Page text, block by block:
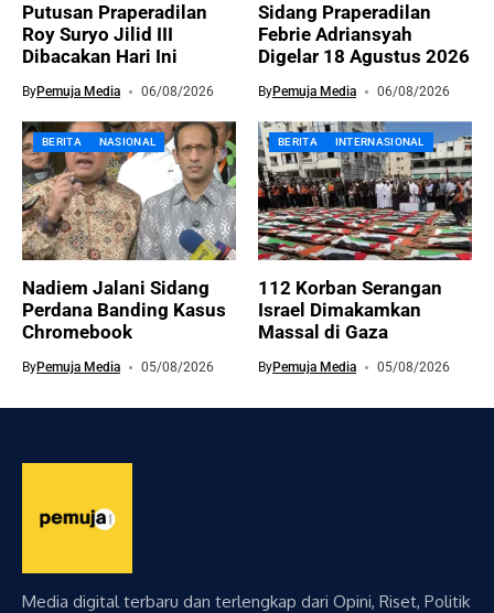
Putusan Praperadilan
Roy Suryo Jilid III
Dibacakan Hari Ini
ByPemuja Media 06/08/2026
Sidang Praperadilan
Febrie Adriansyah
Digelar 18 Agustus 2026
ByPemuja Media 06/08/2026
BERITA NASIONAL
Nadiem Jalani Sidang
Perdana Banding Kasus
Chromebook
ByPemuja Media 05/08/2026
BERITA INTERNASIONAL
112 Korban Serangan
Israel Dimakamkan
Massal di Gaza
ByPemuja Media 05/08/2026
Media digital terbaru dan terlengkap dari Opini, Riset, Politik